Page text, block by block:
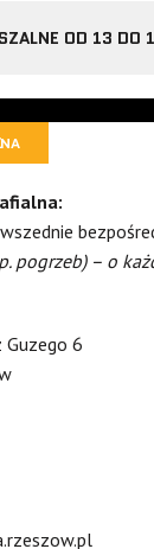
OD 13 DO
pogrzeb) – o
Guzego 6